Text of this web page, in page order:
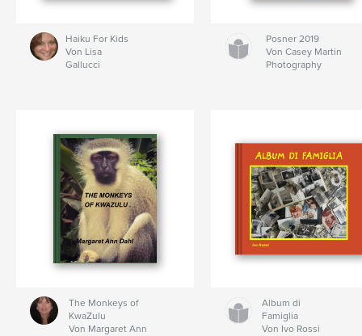
Haiku For Kids
Von Lisa
Gallucci
Posner 2019
Von Casey Martin
Photography
The Monkeys of
KwaZulu
Von Margaret Ann
Album di
Famiglia
Von Ivo Rossi